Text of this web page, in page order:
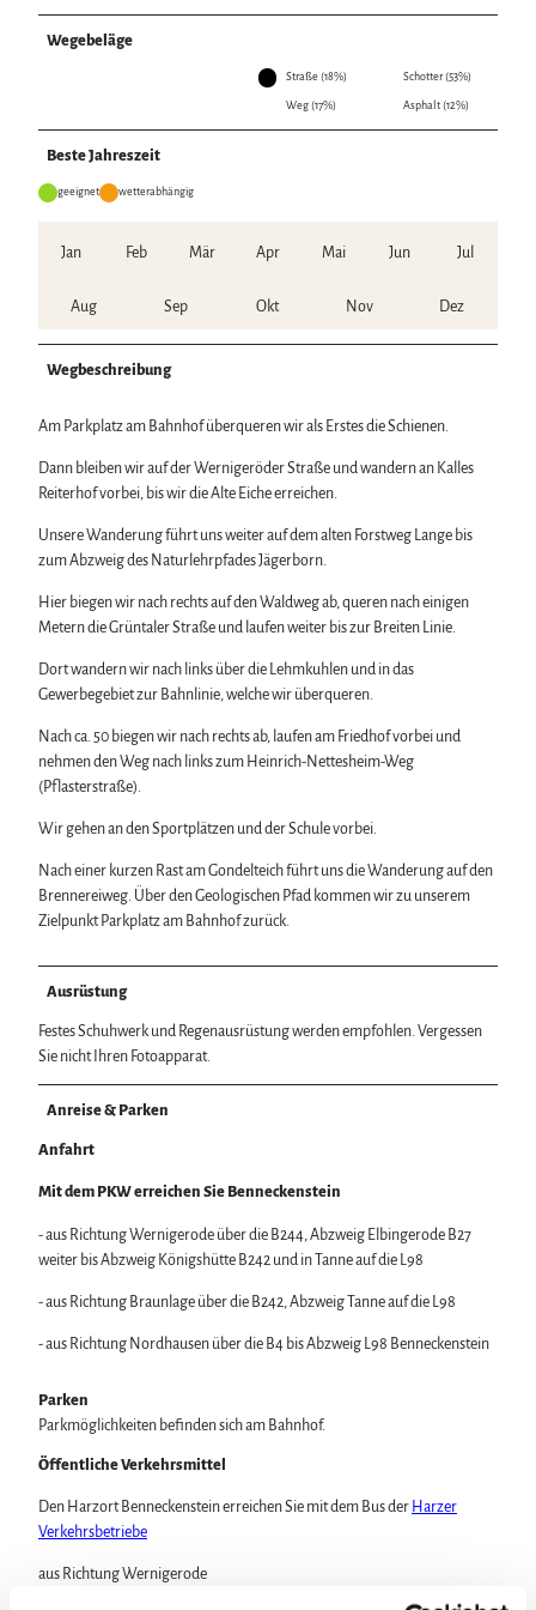
Wegebeläge
Straße (18%) Schotter (53%)
Weg (17%) Asphalt (12%)
Beste Jahreszeit
geeignet wetterabhängig
Jan Feb Mär Apr Mai Jun Jul
Aug Sep Okt Nov Dez
Wegbeschreibung
Am Parkplatz am Bahnhof überqueren wir als Erstes die Schienen.
Dann bleiben wir auf der Wernigeröder Straße und wandern an Kalles
Reiterhof vorbei, bis wir die Alte Eiche erreichen.
Unsere Wanderung führt uns weiter auf dem alten Forstweg Lange bis
zum Abzweig des Naturlehrpfades Jägerborn.
Hier biegen wir nach rechts auf den Waldweg ab, queren nach einigen
Metern die Grüntaler Straße und laufen weiter bis zur Breiten Linie.
Dort wandern wir nach links über die Lehmkuhlen und in das
Gewerbegebiet zur Bahnlinie, welche wir überqueren.
Nach ca. 50 biegen wir nach rechts ab, laufen am Friedhof vorbei und
nehmen den Weg nach links zum Heinrich-Nettesheim-Weg
(Pflasterstraße).
Wir gehen an den Sportplätzen und der Schule vorbei.
Nach einer kurzen Rast am Gondelteich führt uns die Wanderung auf den
Brennereiweg. Über den Geologischen Pfad kommen wir zu unserem
Zielpunkt Parkplatz am Bahnhof zurück.
Ausrüstung
Festes Schuhwerk und Regenausrüstung werden empfohlen. Vergessen
Sie nicht Ihren Fotoapparat.
Anreise & Parken
Anfahrt
Mit dem PKW erreichen Sie Benneckenstein
- aus Richtung Wernigerode über die B244, Abzweig Elbingerode B27
weiter bis Abzweig Königshütte B242 und in Tanne auf die L98
- aus Richtung Braunlage über die B242, Abzweig Tanne auf die L98
- aus Richtung Nordhausen über die B4 bis Abzweig L98 Benneckenstein
Parken
Parkmöglichkeiten befinden sich am Bahnhof.
Öffentliche Verkehrsmittel
Den Harzort Benneckenstein erreichen Sie mit dem Bus der Harzer
Verkehrsbetriebe
aus Richtung Wernigerode